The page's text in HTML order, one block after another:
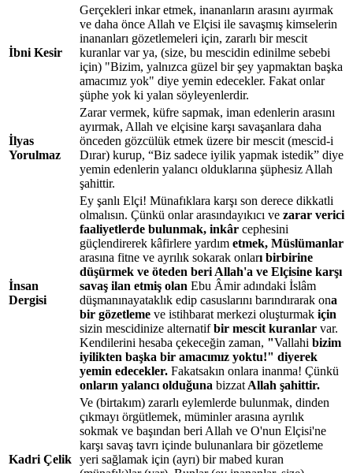
İbni Kesir
Gerçekleri inkar etmek, inananların arasını ayırmak
ve daha önce Allah ve Elçisi ile savaşmış kimselerin
inananları gözetlemeleri için, zararlı bir mescit
kuranlar var ya, (size, bu mescidin edinilme sebebi
için) "Bizim, yalnızca güzel bir şey yapmaktan başka
amacımız yok" diye yemin edecekler. Fakat onlar
şüphe yok ki yalan söyleyenlerdir.
İlyas
Yorulmaz
Zarar vermek, küfre sapmak, iman edenlerin arasını
ayırmak, Allah ve elçisine karşı savaşanlara daha
önceden gözcülük etmek üzere bir mescit (mescid-i
Dırar) kurup, “Biz sadece iyilik yapmak istedik” diye
yemin edenlerin yalancı olduklarına şüphesiz Allah
şahittir.
İnsan
Dergisi
Ey şanlı Elçi! Münafıklara karşı son derece dikkatli
olmalısın. Çünkü onlar arasındayıkıcı ve zarar verici
faaliyetlerde bulunmak, inkâr cephesini
güçlendirerek kâfirlere yardım etmek, Müslümanlar
arasına fitne ve ayrılık sokarak onları birbirine
düşürmek ve öteden beri Allah'a ve Elçisine karşı
savaş ilan etmiş olan Ebu Âmir adındaki İslâm
düşmanınayataklık edip casuslarını barındırarak ona
bir gözetleme ve istihbarat merkezi oluşturmak için
sizin mescidinize alternatifbir mescit kuranlar var.
Kendilerini hesaba çekeceğin zaman, "Vallahi bizim
iyilikten başka bir amacımız yoktu!" diyerek
yemin edecekler. Fakatsakın onlara inanma! Çünkü
onların yalancı olduğuna bizzat Allah şahittir.
Kadri Çelik
Ve (birtakım) zararlı eylemlerde bulunmak, dinden
çıkmayı örgütlemek, müminler arasına ayrılık
sokmak ve başından beri Allah ve O'nun Elçisi'ne
karşı savaş tavrı içinde bulunanlara bir gözetleme
yeri sağlamak için (ayrı) bir mabed kuran